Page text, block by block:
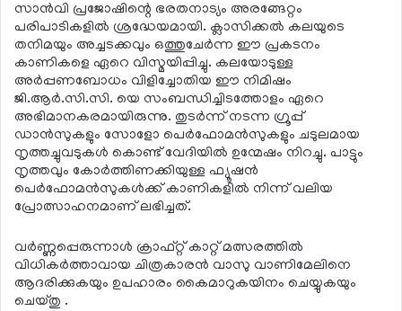
സാന്‍വി പ്രജോഷിന്റെ ഭരതനാട്യം അരങ്ങേറ്റം
പരിപാടികളില്‍ ശ്രദ്ധേയമായി. ക്ലാസിക്കല്‍ കലയുടെ
തനിമയും അച്ചടക്കവും ഒത്തുചേര്‍ന്ന ഈ പ്രകടനം
കാണികളെ ഏറെ വിസ്മയിപ്പിച്ചു. കലയോടുള്ള
അര്‍പ്പണബോധം വിളിച്ചോതിയ ഈ നിമിഷം
ജി.ആര്‍.സി.സി. യെ സംബന്ധിച്ചിടത്തോളം ഏറെ
അഭിമാനകരമായിരുന്നു. തുടര്‍ന്ന് നടന്ന ഗ്രൂപ്പ്
ഡാന്‍സുകളും സോളോ പെര്‍ഫോമന്‍സുകളും ചടുലമായ
നൃത്തച്ചുവടുകള്‍ കൊണ്ട് വേദിയില്‍ ഉന്മേഷം നിറച്ചു. പാട്ടും
നൃത്തവും കോര്‍ത്തിണക്കിയുള്ള ഫ്യൂഷന്‍
പെര്‍ഫോമന്‍സുകള്‍ക്ക് കാണികളില്‍ നിന്ന് വലിയ
പ്രോത്സാഹനമാണ് ലഭിച്ചത്.
വര്‍ണ്ണപ്പെരുന്നാള്‍ ക്രാഫ്റ്റ് കാറ്റ് മത്സരത്തില്‍
വിധികര്‍ത്താവായ ചിത്രകാരന്‍ വാസു വാണിമേലിനെ
ആദരിക്കുകയും ഉപഹാരം കൈമാറുകയിനം ചെയ്യുകയും
ചെയ്തു .